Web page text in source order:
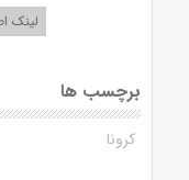
لینک
برچسب ها
کرونا